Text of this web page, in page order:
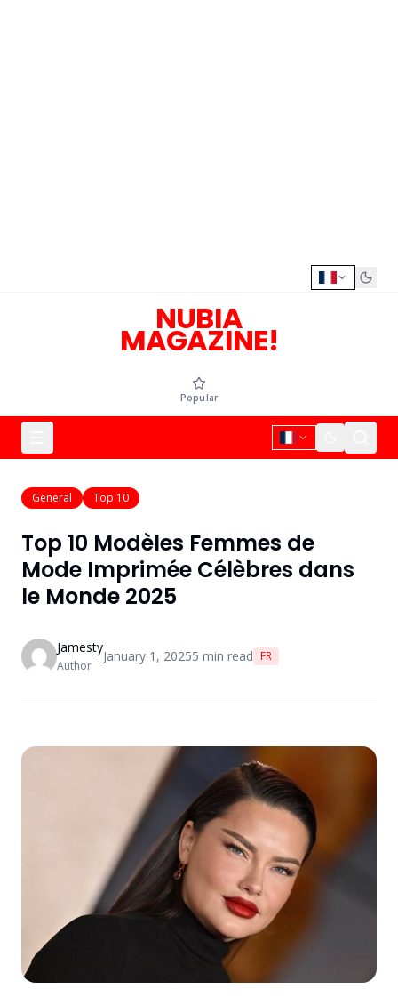
NUBIA
MAGAZINE!
Popular
General Top 10
Top 10 Modèles Femmes de
Mode Imprimée Célèbres dans
le Monde 2025
Jamesty
Author
January 1, 20255 min read FR